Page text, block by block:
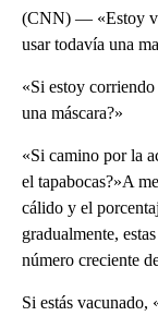
(CNN) — «Estoy
usar todavía una
«Si estoy
una máscara?»
«Si camino por la
el tapabocas?»A
cálido y el
gradualmente,
número creciente
Si estás vacunado,